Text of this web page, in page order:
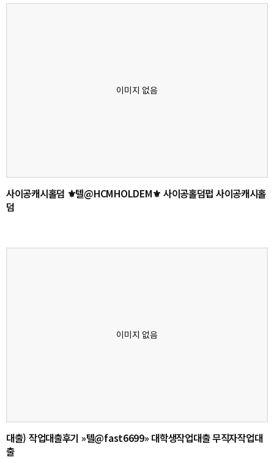
사이공캐시홀덤 ⚜텔@HCMHOLDEM⚜ 사이공홀덤펍 사이공캐시홀
덤
대출) 작업대출후기 »텔@fast6699» 대학생작업대출 무직자작업대
출